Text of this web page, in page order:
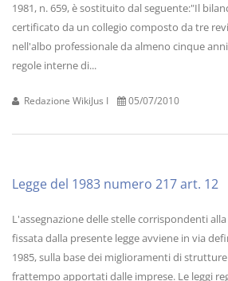
1981, n. 659, è sostituito dal seguente:"Il
certificato da un collegio composto da tre
nell'albo professionale da almeno cinque
regole interne di...
Redazione WikiJus I 05/07/2010
Legge del 1983 numero 217 art. 12
L'assegnazione delle stelle corrispondenti
fissata dalla presente legge avviene in via
1985, sulla base dei miglioramenti di
frattempo apportati dalle imprese. Le leggi